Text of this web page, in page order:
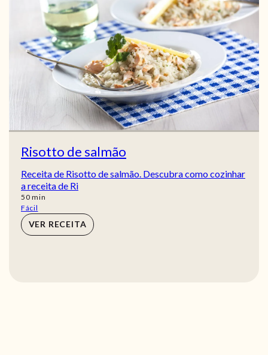
Risotto de salmão
Receita de Risotto de salmão. Descubra como cozinhar
a receita de Ri
50min
min
Fácil
VER RECEITA